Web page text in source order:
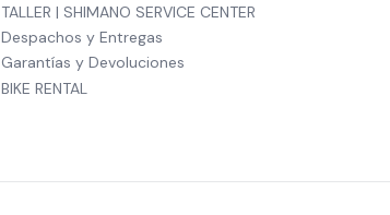
TALLER | SHIMANO SERVICE CENTER
Despachos y Entregas
Garantías y Devoluciones
BIKE RENTAL